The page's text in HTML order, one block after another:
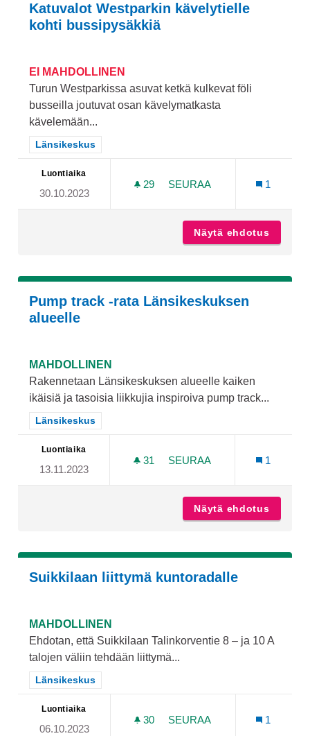
Katuvalot Westparkin kävelytielle
kohti bussipysäkkiä
EI MAHDOLLINEN
Turun Westparkissa asuvat ketkä kulkevat föli
busseilla joutuvat osan kävelymatkasta
kävelemään...
Rajaa tulokset teeman mukaan: Länsikeskus
Länsikeskus
Luontiaika
30.10.2023
29 29 SEURAAJAA
SEURAA
1
Näytä ehdotus
Pump track -rata Länsikeskuksen
alueelle
MAHDOLLINEN
Rakennetaan Länsikeskuksen alueelle kaiken
ikäisiä ja tasoisia liikkujia inspiroiva pump track...
Rajaa tulokset teeman mukaan: Länsikeskus
Länsikeskus
Luontiaika
13.11.2023
31 31 SEURAAJAA
SEURAA
1
Näytä ehdotus
Suikkilaan liittymä kuntoradalle
MAHDOLLINEN
Ehdotan, että Suikkilaan Talinkorventie 8 – ja 10 A
talojen väliin tehdään liittymä...
Rajaa tulokset teeman mukaan: Länsikeskus
Länsikeskus
Luontiaika
06.10.2023
30 30 SEURAAJAA
SEURAA
1